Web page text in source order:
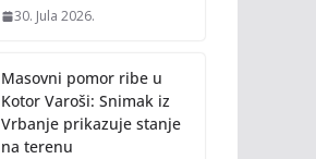
30. Jula 2026.
Masovni pomor ribe u
Kotor Varoši: Snimak iz
Vrbanje prikazuje stanje
na terenu